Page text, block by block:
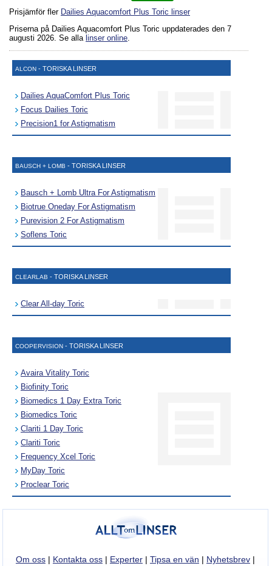
Prisjämför fler Dailies Aquacomfort Plus Toric linser
Priserna på Dailies Aquacomfort Plus Toric uppdaterades den 7
augusti 2026 . Se alla linser online
ALCON - TORISKA LINSER
Dailies AquaComfort Plus Toric
Focus Dailies Toric
Precision1 for Astigmatism
BAUSCH + LOMB - TORISKA LINSER
Bausch + Lomb Ultra For Astigmatism
Biotrue Oneday For Astigmatism
Purevision 2 For Astigmatism
Soflens Toric
CLEARLAB - TORISKA LINSER
Clear All-day Toric
COOPERVISION - TORISKA LINSER
Avaira Vitality Toric
Biofinity Toric
Biomedics 1 Day Extra Toric
Biomedics Toric
Clariti 1 Day Toric
Clariti Toric
Frequency Xcel Toric
MyDay Toric
Proclear Toric
Om oss| Kontakta oss| Experter| Tipsa en vän | Nyhetsbrev|